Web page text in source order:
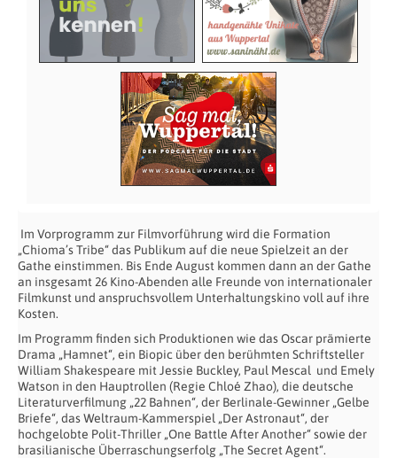
Im Vorprogramm zur Filmvorführung wird die Formation
„Chioma’s Tribe“ das Publikum auf die neue Spielzeit an der
Gathe einstimmen. Bis Ende August kommen dann an der Gathe
an insgesamt 26 Kino-Abenden alle Freunde von internationaler
Filmkunst und anspruchsvollem Unterhaltungskino voll auf ihre
Kosten.
Im Programm finden sich Produktionen wie das Oscar prämierte
Drama „Hamnet“, ein Biopic über den berühmten Schriftsteller
William Shakespeare mit Jessie Buckley, Paul Mescal und Emely
Watson in den Hauptrollen (Regie Chloé Zhao), die deutsche
Literaturverfilmung „22 Bahnen“, der Berlinale-Gewinner „Gelbe
Briefe“, das Weltraum-Kammerspiel „Der Astronaut“, der
hochgelobte Polit-Thriller „One Battle After Another“ sowie der
brasilianische Überraschungserfolg „The Secret Agent“.